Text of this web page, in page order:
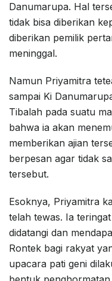
Danumarupa. Hal
tidak bisa diberikan
diberikan pemilik
meninggal.
Namun Priyamitra
sampai Ki
Tibalah pada suatu
bahwa ia akan
memberikan ajian
berpesan agar tidak
tersebut.
Esoknya, Priyamitra
telah tewas. Ia
didatangi dan
Rontek bagi rakyat
upacara pati geni